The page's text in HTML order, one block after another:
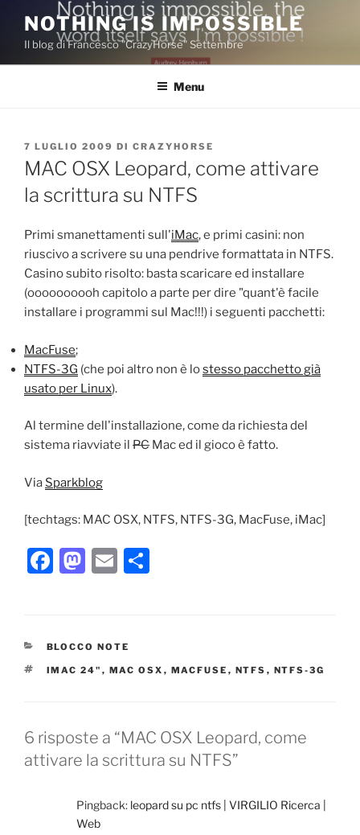
contenuto
NOTHING IS IMPOSSIBLE
Il blog di Francesco "CrazyHorse" Settembre
Menu
PUBBLICATO
IL
7 LUGLIO 2009 DI CRAZYHORSE
MAC OSX Leopard, come attivare
la scrittura su NTFS
Primi smanettamenti sull'iMac, e primi casini: non
riuscivo a scrivere su una pendrive formattata in NTFS.
Casino subito risolto: basta scaricare ed installare
(oooooooooh capitolo a parte per dire "quant'è facile
installare i programmi sul Mac!!!) i seguenti pacchetti:
MacFuse;
NTFS-3G (che poi altro non è lostesso pacchetto già
usato per Linux).
Al termine dell'installazione, come da richiesta del
sistema riavviate il PC Mac ed il gioco è fatto.
Via Sparkblog
[techtags: MAC OSX, NTFS, NTFS-3G, MacFuse, iMac]
F
e
b
k
M
o
d
E
l
vi
CATEGORIE
BLOCCO NOTE
TAG
IMAC 24" , MAC OSX , MACFUSE , NTFS , NTFS-3G
6 risposte a “MAC OSX Leopard, come
attivare la scrittura su NTFS”
Pingback: leopard su pc ntfs | VIRGILIO Ricerca |
Web